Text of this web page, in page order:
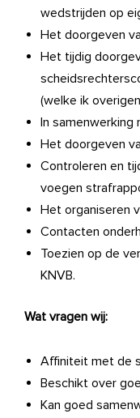
wedstrijden op
Het doorgeven
Het tijdig
(welke ik
In
Het doorgeven
Controleren en
voegen
Het organiseren
Contacten
Toezien op de
KNVB.
Wat vragen wij:
Affiniteit met de
Beschikt over
Kan goed